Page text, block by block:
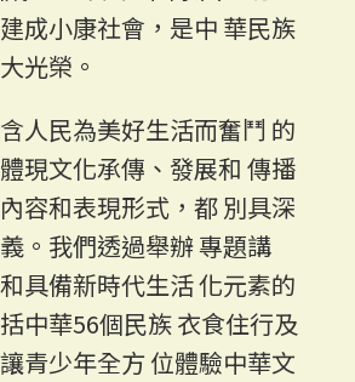
成小康社會，是中 華民族
光榮。
人民為美好生活而奮鬥 的
現文化承傳、發展和 傳播
容和表現形式，都 別具深
。我們透過舉辦 專題講
具備新時代生活 化元素的
中華56個民族 衣食住行及
青少年全方 位體驗中華文